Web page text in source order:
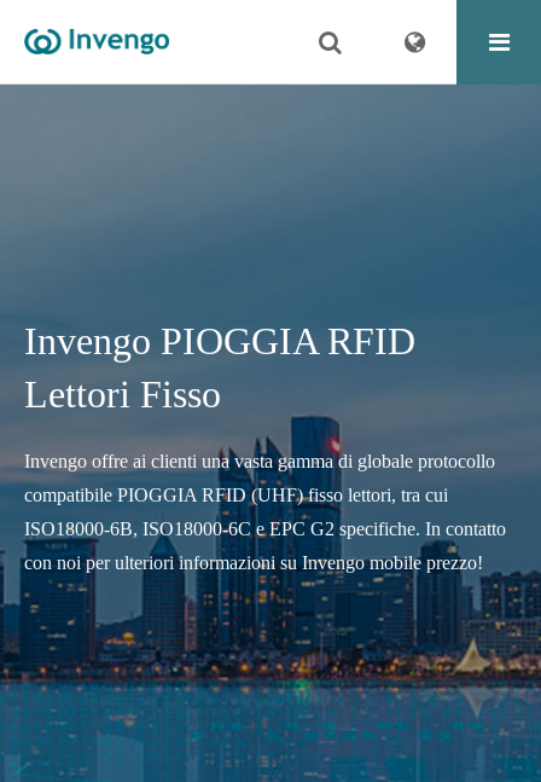
Invengo PIOGGIA RFID
Lettori Fisso
Invengo offre ai clienti una vasta gamma di globale protocollo
compatibile PIOGGIA RFID (UHF) fisso lettori, tra cui
ISO18000-6B, ISO18000-6C e EPC G2 specifiche. In contatto
con noi per ulteriori informazioni su Invengo mobile prezzo!